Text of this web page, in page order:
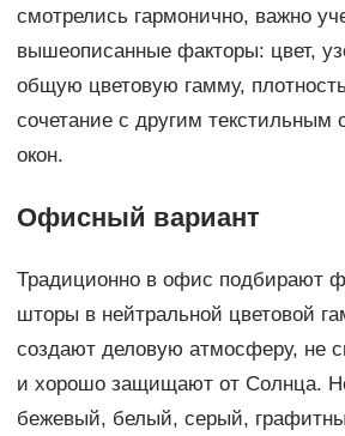
смотрелись гармонично, важно
вышеописанные факторы: цвет,
общую цветовую гамму,
сочетание с другим
окон.
Офисный вариант
Традиционно в офис подбирают
шторы в нейтральной цветовой
создают деловую атмосферу, не
и хорошо защищают от Солнца.
бежевый, белый, серый,